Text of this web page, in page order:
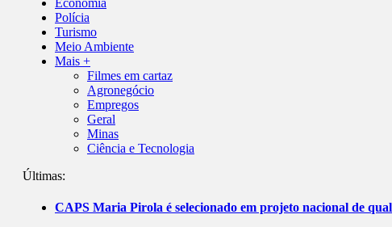
Economia
Polícia
Turismo
Meio Ambiente
Mais +
Filmes em cartaz
Agronegócio
Empregos
Geral
Minas
Ciência e Tecnologia
Últimas:
CAPS Maria Pirola é selecionado em projeto nacional de